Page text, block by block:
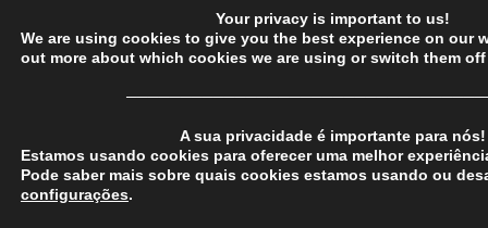
Your privacy is important to us!
We are using cookies to give you the best experience on our
out more about which cookies we are using or switch them
A sua privacidade é importante para nós!
Estamos usando cookies para oferecer uma melhor
Pode saber mais sobre quais cookies estamos usando ou
configurações.